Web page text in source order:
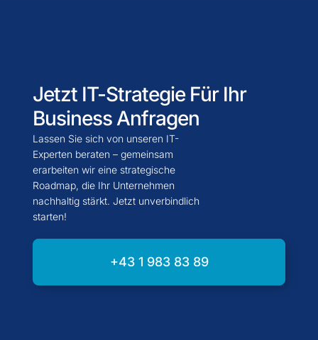
Jetzt IT-Strategie Für Ihr
Business Anfragen
Lassen Sie sich von unseren IT-
Experten beraten – gemeinsam
erarbeiten wir eine strategische
Roadmap, die Ihr Unternehmen
nachhaltig stärkt. Jetzt unverbindlich
starten!
+43 1 983 83 89